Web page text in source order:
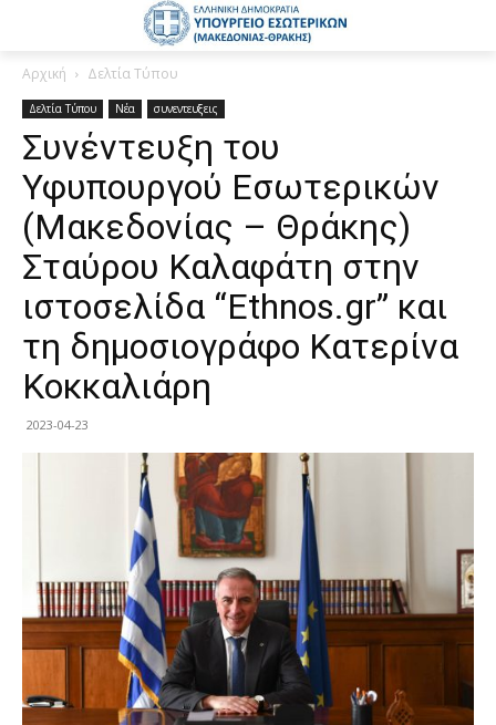
Αρχική Δελτία Τύπου
Δελτία Τύπου Νέα συνεντευξεις
Συνέντευξη του
Υφυπουργού Εσωτερικών
(Μακεδονίας – Θράκης)
Σταύρου Καλαφάτη στην
ιστοσελίδα “Ethnos.gr” και
τη δημοσιογράφο Κατερίνα
Κοκκαλιάρη
2023-04-23